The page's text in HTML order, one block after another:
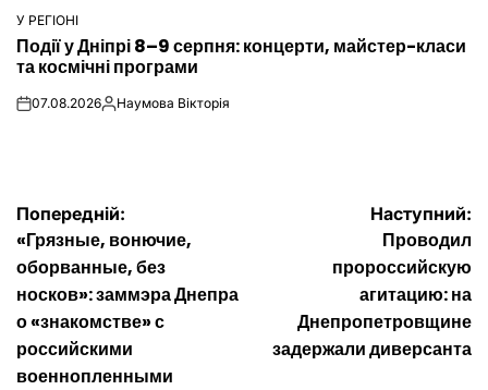
ОПУБЛІКУВАТИ
У РЕГІОНІ
Події у Дніпрі 8–9 серпня: концерти, майстер-класи
та космічні програми
on07.08.2026Опубліковано
Наумова Вікторія
Навігація
записів
Попередній:
«Грязные, вонючие,
оборванные, без
носков»: заммэра Днепра
о «знакомстве» с
российскими
военнопленными
Наступний:
Проводил
пророссийскую
агитацию: на
Днепропетровщине
задержали диверсанта